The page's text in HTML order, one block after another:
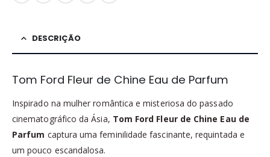
DESCRIÇÃO
Tom Ford Fleur de Chine Eau de Parfum
Inspirado na mulher romântica e misteriosa do passado
cinematográfico da Ásia, Tom Ford Fleur de Chine Eau de
Parfum captura uma feminilidade fascinante, requintada e
um pouco escandalosa.